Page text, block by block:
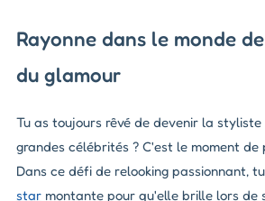
Rayonne dans le monde
du glamour
Tu as toujours rêvé de devenir la
grandes célébrités ? C'est le moment
Dans ce défi de relooking passionnant,
star montante pour qu'elle brille lors de